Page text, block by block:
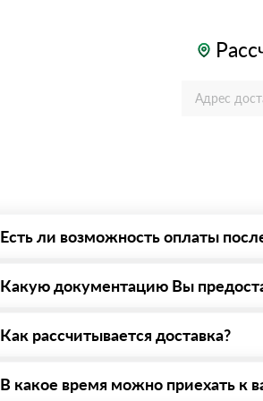
Есть ли возможность оплаты
то Вы вправе от него отказаться.
Какую документацию Вы
Как рассчитывается доставка?
стоимости и сроков доставки, которые
В какое время можно приехать к